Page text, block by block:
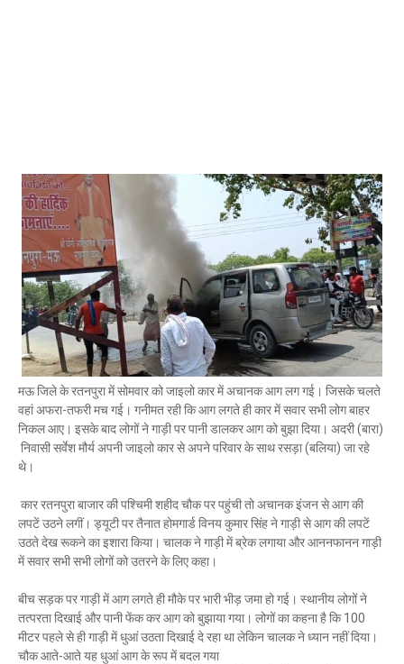
Mau Beat Media-Dec 24 2022
Mau:-यूपी में अब रात 11.00 बजे के बाद नहीं चलेंगी रोडवेज बसें
Mau Beat Media Dec 21 2022
Mau:- V-Mart को जिला प्रशासन ने किया सील
Mau Beat Media Dec 19 2022
Mau:-माफिया मुख्तार अंसारी के सहयोगी रफीक पर बड़ी
Mau Beat Media-Dec 14 2022
Mau:- प्री बोर्ड टापर्स को किया गया सम्मानित
Mau Beat Media-Dec 14 2022
Mau:-जिलाधिकारी ने गुंडा एक्ट के तहत 10 लोगों को किया जिला
Mau Beat Media-Dec 10 2022
Mau:-मऊ के काजीटोला निवासी गौरव वर्मा बने आइएएस
Mau Beat Media Dec 06 2022
Mau:-शिव धनुष भंग,राम बारात कल
Mau Beat Media-Nov 15 2022
Mau:-जिला पंचायत सदस्य प्रतिनिधि को बनाया बंधक
Mau Beat Media - Nov 14 2022
Mau:-सांप को हाथ में लपेटे में पहुंचा युवक अस्पताल, मची अफरा
Prayagraj:- इतिहास के पन्नों में विलुप्त हो गये स्वतंत्रता
Mau Beat Media- Sep 22 2024
मऊ जिले के रतनपुरा में सोमवार को जाइलो कार में अचानक आग लग गई। जिसके चलते
वहां अफरा-तफरी मच गई। गनीमत रही कि आग लगते ही कार में सवार सभी लोग बाहर
निकल आए। इसके बाद लोगों ने गाड़ी पर पानी डालकर आग को बुझा दिया। अदरी (बारा)
निवासी सर्वेश मौर्य अपनी जाइलो कार से अपने परिवार के साथ रसड़ा (बलिया) जा रहे
थे।
कार रतनपुरा बाजार की पश्चिमी शहीद चौक पर पहुंची तो अचानक इंजन से आग की
लपटें उठने लगीं। ड्यूटी पर तैनात होमगार्ड विनय कुमार सिंह ने गाड़ी से आग की लपटें
उठते देख रूकने का इशारा किया। चालक ने गाड़ी में ब्रेक लगाया और आननफानन गाड़ी
में सवार सभी सभी लोगों को उतरने के लिए कहा।
बीच सड़क पर गाड़ी में आग लगते ही मौके पर भारी भीड़ जमा हो गई। स्थानीय लोगों ने
तत्परता दिखाई और पानी फेंक कर आग को बुझाया गया। लोगों का कहना है कि 100
मीटर पहले से ही गाड़ी में धुआं उठता दिखाई दे रहा था लेकिन चालक ने ध्यान नहीं दिया।
चौक आते-आते यह धुआं आग के रूप में बदल गया